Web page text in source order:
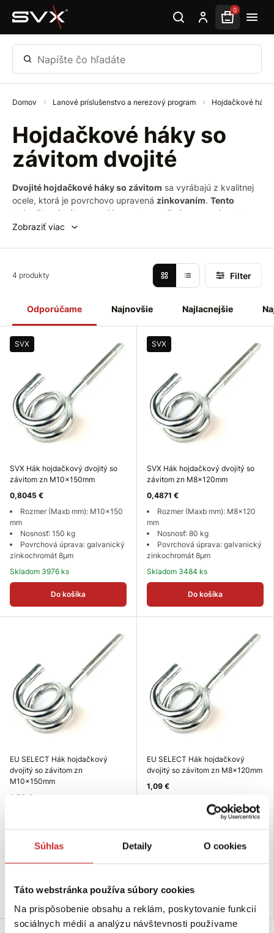
Súhlas Detaily O cookies
Táto webstránka používa súbory cookies
Na prispôsobenie obsahu a reklám, poskytovanie funkcií
sociálnych médií a analýzu návštevnosti používame
Preskočiť na hlavný obsah 0
Napíšte čo hľadáte
Domov Lanové príslušenstvo a nerezový program Hojdačkové háky
Hojdačkové háky so
závitom dvojité
Dvojité hojdačkové háky so závitom sa vyrábajú z kvalitnej
ocele, ktorá je povrchovo upravená zinkovaním. Tento
hojdačkový hák
sa využíva pre bezpečné zavesenie
nielen
hojdačkypomocou
hák so závitomje vhodný aj na inštaláciu dokovových
Zobraziť viac
Odporúčame Najnovšie Najlacnejšie
4 produkty Filter
SVX
SVX Hák hojdačkový dvojitý so
závitom zn M10x150mm
0,8045 €
Rozmer (Maxb mm): M10x150
mm
Nosnosť: 150 kg
Povrchová úprava: galvanický
zinkochromát 8µm
Skladom 3976 ks
Do košíka
SVX
SVX Hák hojdačkový dvojitý so
závitom zn M8x120mm
0,4871 €
Rozmer (Maxb mm): M8x120
mm
Nosnosť: 80 kg
Povrchová úprava: galvanický
zinkochromát 8µm
Skladom 3484 ks
Do košíka
EU SELECT Hák hojdačkový
dvojitý so závitom zn
M10x150mm
1,56 €
Povrchová úprava: galvanický
Dopytovať dostupnosť
EU SELECT Hák hojdačkový
dvojitý so závitom zn M8x120mm
1,09 €
Rozmer (Maxb mm): M8x120
zinkochromát 8µm
Dopytovať dostupnosť